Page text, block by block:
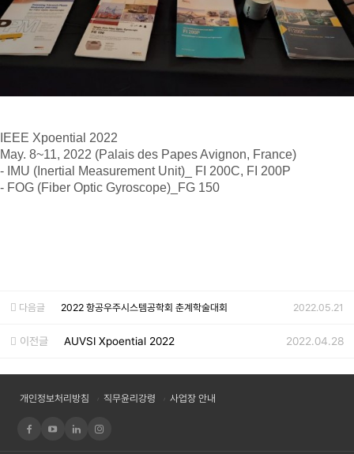
IEEE Xpoential 2022
May. 8~11, 2022 (Palais des Papes Avignon, France)
- IMU (Inertial Measurement Unit)_ FI 200C, FI 200P
- FOG (Fiber Optic Gyroscope)_FG 150
다음글 2022 항공우주시스템공학회 춘계학술대회 2022.05.21
이전글 AUVSI Xpoential 2022 2022.04.28
개인정보처리방침 직무윤리강령 사업장 안내